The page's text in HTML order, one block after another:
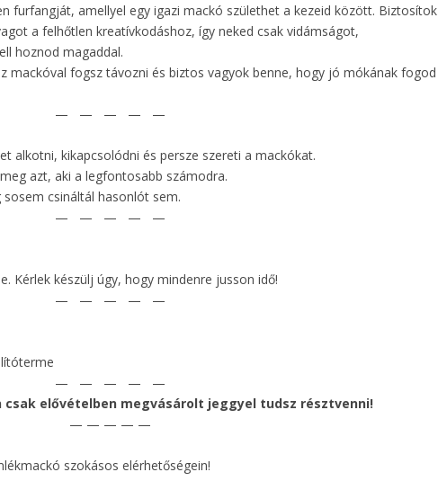
furfangját, amellyel egy igazi mackó születhet a kezeid között. Biztosítok
a felhőtlen kreatívkodáshoz, így neked csak vidámságot,
hoznod magaddal.
mackóval fogsz távozni és biztos vagyok benne, hogy jó mókának fogod
— — — — —
alkotni, kikapcsolódni és persze szereti a mackókat.
azt, aki a legfontosabb számodra.
csináltál hasonlót sem.
— — — — —
Kérlek készülj úgy, hogy mindenre jusson idő!
— — — — —
— — — — —
csak elővételben megvásárolt jeggyel tudsz résztvenni!
— — — — —
szokásos elérhetőségein!